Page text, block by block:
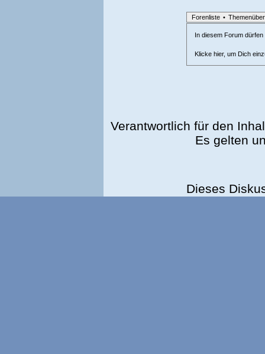
Forenliste •
In diesem Forum
Klicke hier, um Dich
Verantwortlich für den
Es gelten
Dieses